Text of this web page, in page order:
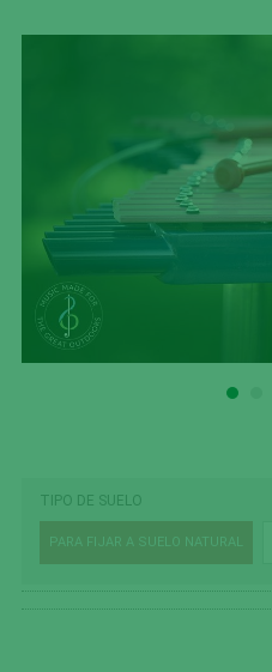
TIPO DE SUELO
PARA FIJAR A SUELO NATURAL